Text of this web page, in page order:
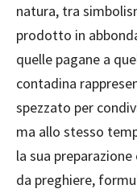
natura, tra
prodotto in
quelle pagane a
contadina
spezzato per
ma allo stesso
la sua
da preghiere,